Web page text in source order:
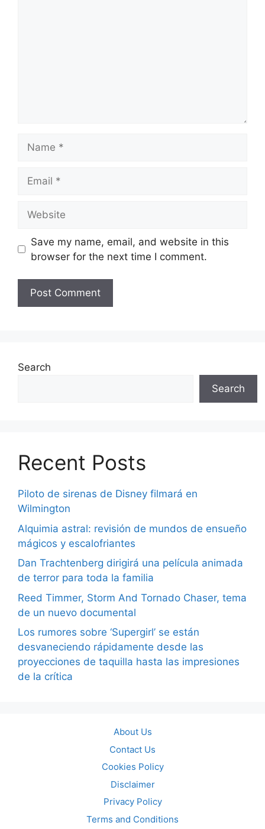
Save my name, email, and website in this
browser for the next time I comment.
Search
Search
Recent Posts
Piloto de sirenas de Disney filmará en
Wilmington
Alquimia astral: revisión de mundos de ensueño
mágicos y escalofriantes
Dan Trachtenberg dirigirá una película animada
de terror para toda la familia
Reed Timmer, Storm And Tornado Chaser, tema
de un nuevo documental
Los rumores sobre ‘Supergirl’ se están
desvaneciendo rápidamente desde las
proyecciones de taquilla hasta las impresiones
de la crítica
About Us
Contact Us
Cookies Policy
Disclaimer
Privacy Policy
Terms and Conditions